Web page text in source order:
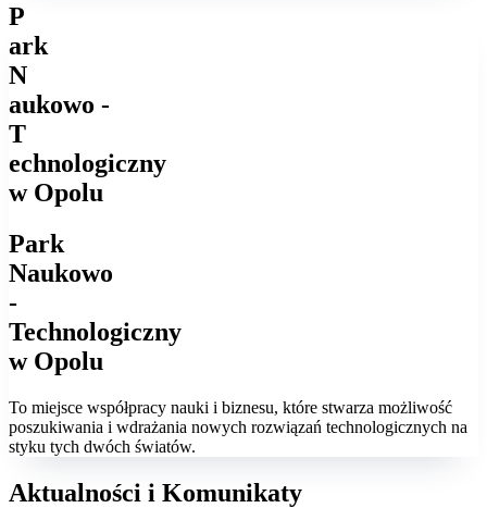
P
ark
N
aukowo -
T
echnologiczny
w Opolu
Park
Naukowo
-
Technologiczny
w Opolu
To miejsce współpracy nauki i biznesu, które stwarza możliwość
poszukiwania i wdrażania nowych rozwiązań technologicznych na
styku tych dwóch światów.
Aktualności i Komunikaty